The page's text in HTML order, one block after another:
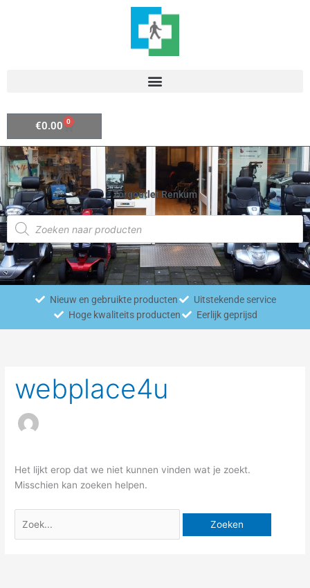
€0.00 0
Winkelwagen
Zorgoutlet Renkum
Producten
zoeken
Nieuw en gebruikte producten
Uitstekende service
Hoge kwaliteits producten
Eerlijk geprijsd
webplace4u
Het lijkt erop dat we niet kunnen vinden wat je zoekt.
Misschien kan zoeken helpen.